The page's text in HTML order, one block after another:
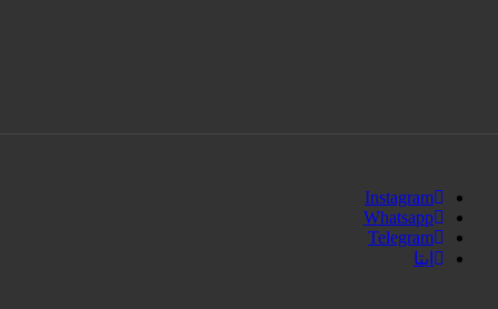
Instagram
Whatsapp
Telegram
ایتا